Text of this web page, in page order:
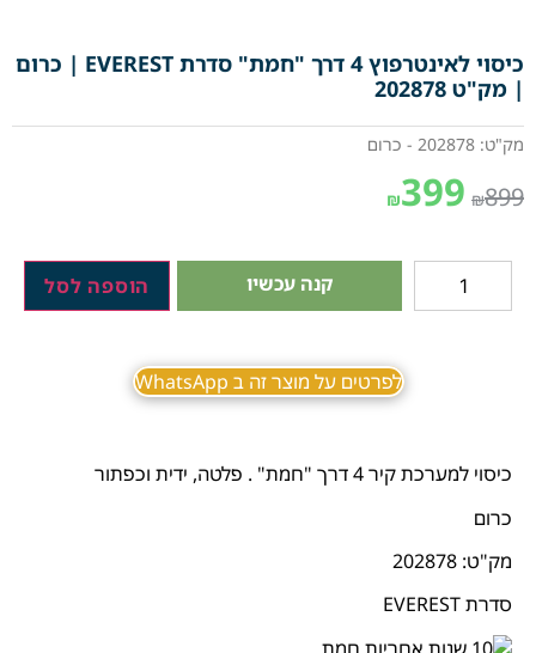
כיסוי לאינטרפוץ 4 דרך "חמת" סדרת EVEREST | כרום
| מק"ט 202878
מק"ט: 202878 - כרום
₪899
₪399
קנה עכשיו הוספה לסל
לפרטים על מוצר זה ב WhatsApp
כיסוי למערכת קיר 4 דרך "חמת" . פלטה, ידית וכפתור
כרום
מק"ט: 202878
סדרת EVEREST